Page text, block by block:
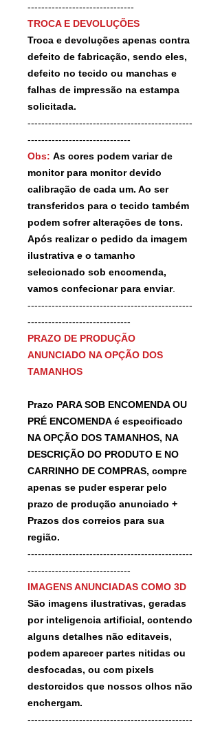
-------------------------------
TROCA E DEVOLUÇÕES
Troca e devoluções apenas contra
defeito de fabricação, sendo eles,
defeito no tecido ou manchas e
falhas de impressão na estampa
solicitada.
------------------------------------------------
------------------------------
Obs: As cores podem variar de
monitor para monitor devido
calibração de cada um. Ao ser
transferidos para o tecido também
podem sofrer alterações de tons.
Após realizar o pedido da imagem
ilustrativa e o tamanho
selecionado sob encomenda,
vamos confecionar para enviar.
------------------------------------------------
------------------------------
PRAZO DE PRODUÇÃO
ANUNCIADO NA OPÇÃO DOS
TAMANHOS
Prazo PARA SOB ENCOMENDA OU
PRÉ ENCOMENDA é especificado
NA OPÇÃO DOS TAMANHOS, NA
DESCRIÇÃO DO PRODUTO E NO
CARRINHO DE COMPRAS, compre
apenas se puder esperar pelo
prazo de produção anunciado +
Prazos dos correios para sua
região.
------------------------------------------------
------------------------------
IMAGENS ANUNCIADAS COMO 3D
São imagens ilustrativas, geradas
por inteligencia artificial, contendo
alguns detalhes não editaveis,
podem aparecer partes nitidas ou
desfocadas, ou com pixels
destorcidos que nossos olhos não
enchergam.
------------------------------------------------